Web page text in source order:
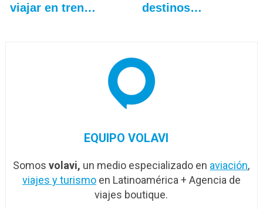
viajar en tren
destinos
EQUIPO VOLAVI
Somosvolavi, un medio especializado en aviación,
viajes y turismoen Latinoamérica + Agencia de
viajes boutique.